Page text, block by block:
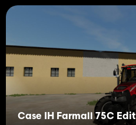
Case IH Farmall 75C Edit